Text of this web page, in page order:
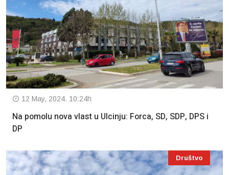
12 May, 2024. 10:24h
Na pomolu nova vlast u Ulcinju: Forca, SD, SDP, DPS i
DP
Društvo